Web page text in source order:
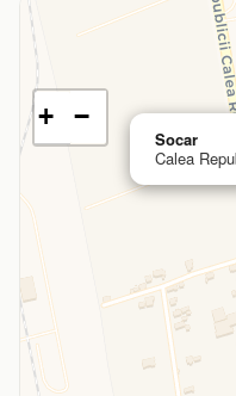
Socar
Calea
+ −